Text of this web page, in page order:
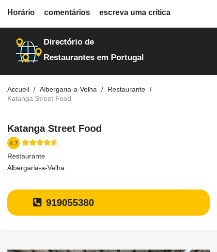
restaurantes
Directório de
Restaurantes em Portugal
Accueil Albergaria-a-Velha
Restaurante
Katanga Street Food
Katanga Street Food
4.7
Restaurante
Albergaria-a-Velha
919055380
Horário comentários escreva uma crítica